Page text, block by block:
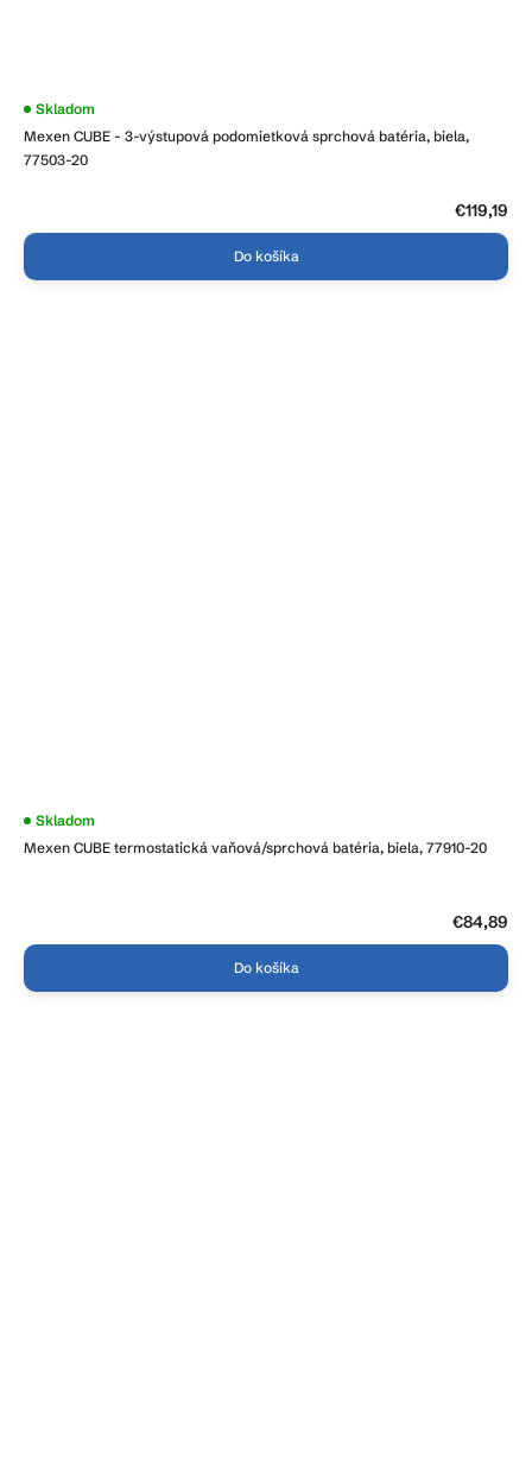
Mexen CUBE - 3-výstupová podomietková sprchová batéria, biela,
77503-20
Skladom
€119,19
Do košíka
Mexen CUBE termostatická vaňová/sprchová batéria, biela, 77910-20
Priemerné
produktu
Skladom
€84,89
Do košíka